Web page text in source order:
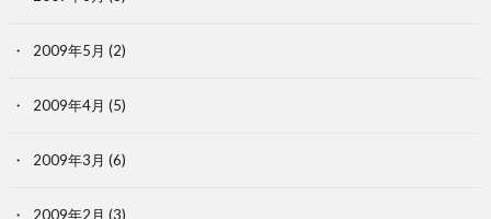
2009年5月 (2)
2009年4月 (5)
2009年3月 (6)
2009年2月 (3)